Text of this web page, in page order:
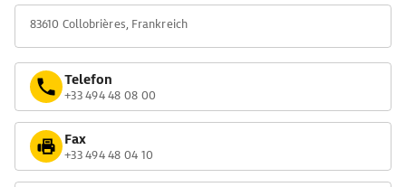
aufgegeben, doch inzwischen lebt hier wieder eine kleine
klösterliche Gemeinschaft.
83610 Collobrières, Frankreich
Telefon
+33 494 48 08 00
Fax
+33 494 48 04 10